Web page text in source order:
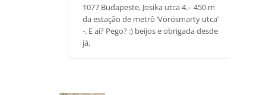
1077 Budapeste, Josika utca 4.– 450 m
da estação de metrô ‘Vörösmarty utca’
-. E ai? Pego? :) beijos e obrigada desde
já.